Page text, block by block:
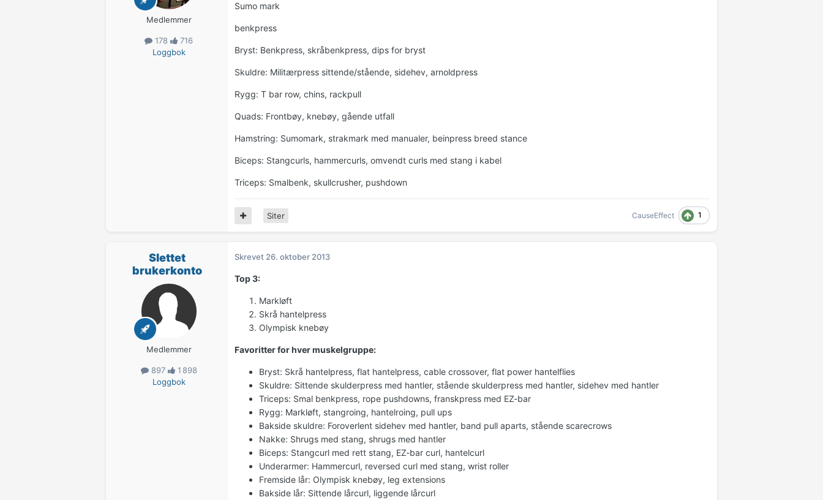
Medlemmer
178
716
Loggbok
Sumo mark
benkpress
Bryst: Benkpress, skråbenkpress, dips for bryst
Skuldre: Militærpress sittende/stående, sidehev, arnoldpress
Rygg: T bar row, chins, rackpull
Quads: Frontbøy, knebøy, gående utfall
Hamstring: Sumomark, strakmark med manualer, beinpress breed stance
Biceps: Stangcurls, hammercurls, omvendt curls med stang i kabel
Triceps: Smalbenk, skullcrusher, pushdown
CauseEffect 1
Siter
Slettet
brukerkonto
Medlemmer
897
1 898
Loggbok
Skrevet 26. oktober 2013
Top 3:
Markløft
Skrå hantelpress
Olympisk knebøy
Favoritter for hver muskelgruppe:
Bryst: Skrå hantelpress, flat hantelpress, cable crossover, flat power hantelflies
Skuldre: Sittende skulderpress med hantler, stående skulderpress med hantler, sidehev med hantler
Triceps: Smal benkpress, rope pushdowns, franskpress med EZ-bar
Rygg: Markløft, stangroing, hantelroing, pull ups
Bakside skuldre: Foroverlent sidehev med hantler, band pull aparts, stående scarecrows
Nakke: Shrugs med stang, shrugs med hantler
Biceps: Stangcurl med rett stang, EZ-bar curl, hantelcurl
Underarmer: Hammercurl, reversed curl med stang, wrist roller
Fremside lår: Olympisk knebøy, leg extensions
Bakside lår: Sittende lårcurl, liggende lårcurl